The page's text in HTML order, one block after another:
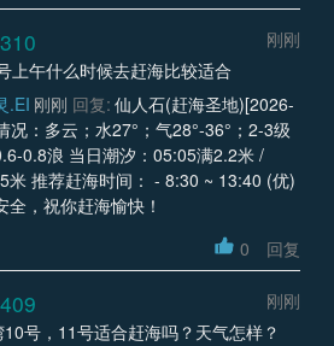
刚刚
上午什么时候去赶海比较适合
.EI 刚刚 回复: 仙人石(赶海圣地)[2026-
况：多云；水27°；气28°-36°；2-3级
0.8浪 当日潮汐：05:05满2.2米 /
米 推荐赶海时间： - 8:30 ~ 13:40 (优)
全，祝你赶海愉快！
0 回复
刚刚
号，11号适合赶海吗？天气怎样？